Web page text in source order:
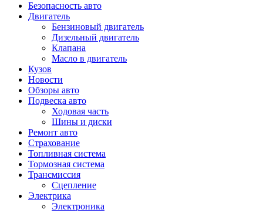
Безопасность авто
Двигатель
Бензиновый двигатель
Дизельный двигатель
Клапана
Масло в двигатель
Кузов
Новости
Обзоры авто
Подвеска авто
Ходовая часть
Шины и диски
Ремонт авто
Страхование
Топливная система
Тормозная система
Трансмиссия
Сцепление
Электрика
Электроника